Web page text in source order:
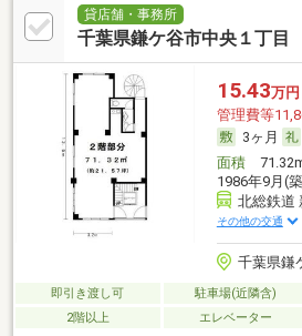
貸店舗・事務所
千葉県鎌ケ谷市中央１丁目
15.43万円
管理費等
3ヶ月
面積
1986年9月(
北総鉄道
その他の交通
千葉県鎌
即引き渡し可 駐車場(近隣含)
2階以上
エレベーター